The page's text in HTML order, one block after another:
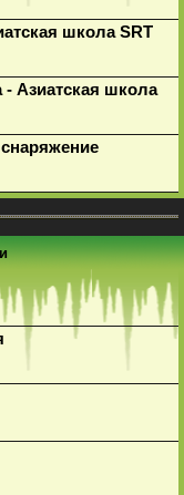
школа SRT
- Азиатская школа